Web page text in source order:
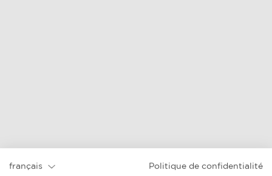
français
Politique de confidentialité